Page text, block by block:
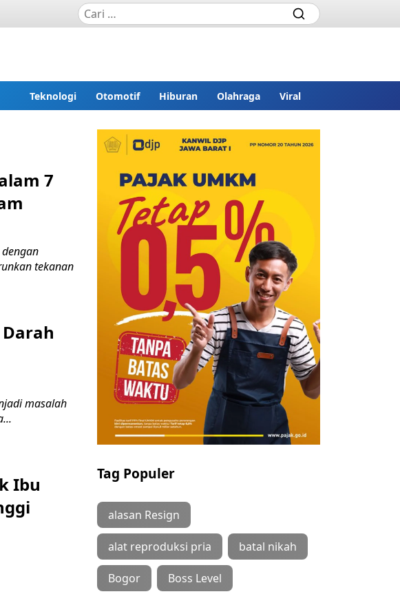
Teknologi Otomotif Hiburan Olahraga Viral
7
dengan
tekanan
masalah
Ibu
Tag Populer
alasan Resign
alat reproduksi pria batal nikah
Bogor Boss Level